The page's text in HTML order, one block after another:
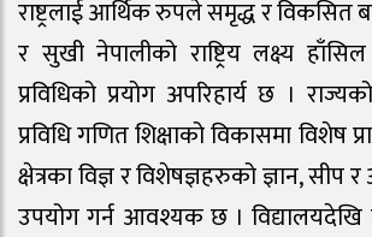
राष्ट्रलाई आर्थिक रुपले समृद्ध र विकसित
र सुखी नेपालीको राष्ट्रिय लक्ष्य
प्रविधिको प्रयोग अपरिहार्य छ ।
प्रविधि गणित शिक्षाको विकासमा विशेष
क्षेत्रका विज्ञ र विशेषज्ञहरुको ज्ञान,
उपयोग गर्न आवश्यक छ । विद्यालयदेखि